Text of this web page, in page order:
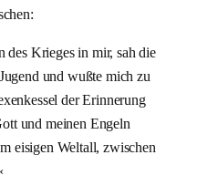
des Krieges in mir, sah die
und wußte mich zu
der Erinnerung
und meinen Engeln
eisigen Weltall, zwischen